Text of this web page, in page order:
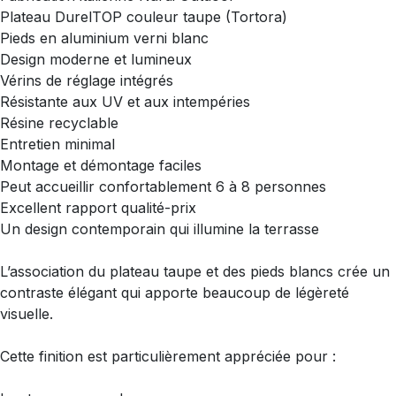
Plateau DurelTOP couleur taupe (Tortora)
Pieds en aluminium verni blanc
Design moderne et lumineux
Vérins de réglage intégrés
Résistante aux UV et aux intempéries
Résine recyclable
Entretien minimal
Montage et démontage faciles
Peut accueillir confortablement 6 à 8 personnes
Excellent rapport qualité-prix
Un design contemporain qui illumine la terrasse
L’association du plateau taupe et des pieds blancs crée un
contraste élégant qui apporte beaucoup de légèreté
visuelle.
Cette finition est particulièrement appréciée pour :